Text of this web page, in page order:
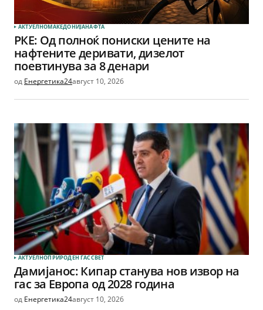
АКТУЕЛНОМАКЕДОНИЈАНАФТА
РКЕ: Од полноќ пониски цените на
нафтените деривати, дизелот
поевтинува за 8 денари
од Енергетика24август 10, 2026
АКТУЕЛНОПРИРОДЕН ГАССВЕТ
Дамијанос: Кипар станува нов извор на
гас за Европа од 2028 година
од Енергетика24август 10, 2026